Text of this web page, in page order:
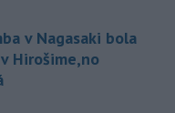
v Nagasaki bola
Hirošime,no